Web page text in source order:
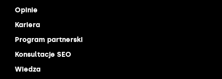
Opinie
Kariera
Program partnerski
Konsultacje SEO
Wiedza